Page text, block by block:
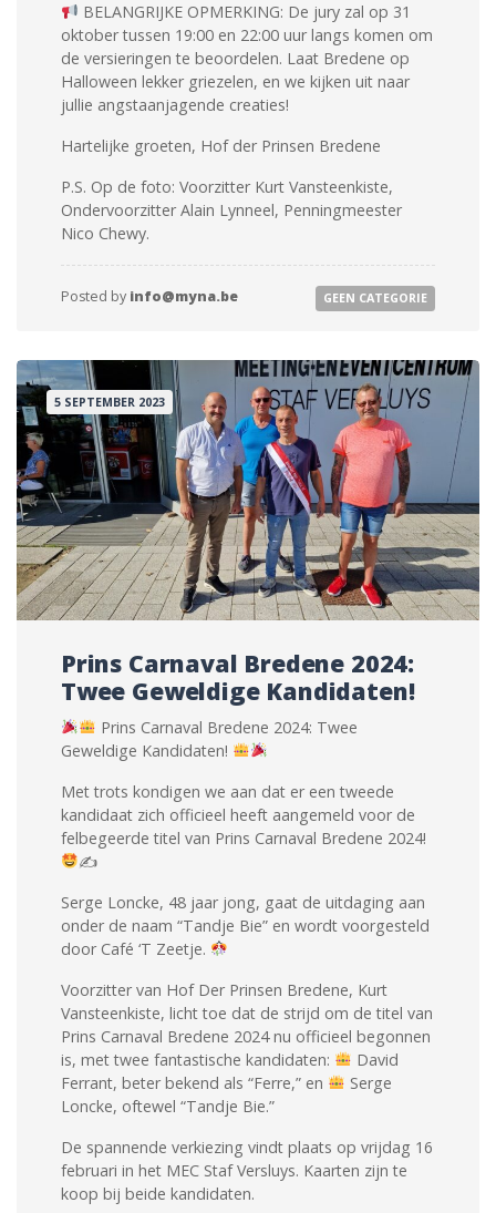
BELANGRIJKE OPMERKING: De jury zal op 31
oktober tussen 19:00 en 22:00 uur langs komen om
de versieringen te beoordelen. Laat Bredene op
Halloween lekker griezelen, en we kijken uit naar
jullie angstaanjagende creaties!
Hartelijke groeten, Hof der Prinsen Bredene
P.S. Op de foto: Voorzitter Kurt Vansteenkiste,
Ondervoorzitter Alain Lynneel, Penningmeester
Nico Chewy.
Posted by info@myna.be GEEN CATEGORIE
5 SEPTEMBER 2023
Prins Carnaval Bredene 2024:
Twee Geweldige Kandidaten!
Prins Carnaval Bredene 2024: Twee
Geweldige Kandidaten!
Met trots kondigen we aan dat er een tweede
kandidaat zich officieel heeft aangemeld voor de
felbegeerde titel van Prins Carnaval Bredene 2024!
✍
Serge Loncke, 48 jaar jong, gaat de uitdaging aan
onder de naam “Tandje Bie” en wordt voorgesteld
door Café ‘T Zeetje.
Voorzitter van Hof Der Prinsen Bredene, Kurt
Vansteenkiste, licht toe dat de strijd om de titel van
Prins Carnaval Bredene 2024 nu officieel begonnen
is, met twee fantastische kandidaten:
David
Ferrant, beter bekend als “Ferre,” en
Serge
Loncke, oftewel “Tandje Bie.”
De spannende verkiezing vindt plaats op vrijdag 16
februari in het MEC Staf Versluys. Kaarten zijn te
koop bij beide kandidaten.